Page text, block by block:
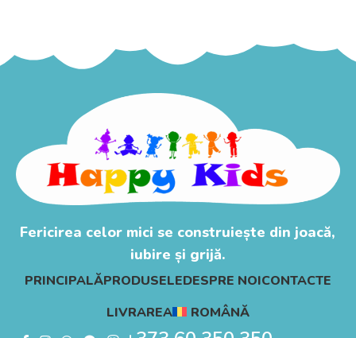
Fericirea celor mici se construiește din joacă,
iubire și grijă.
PRINCIPALĂPRODUSELEDESPRE NOICONTACTE
LIVRAREA
ROMÂNĂ